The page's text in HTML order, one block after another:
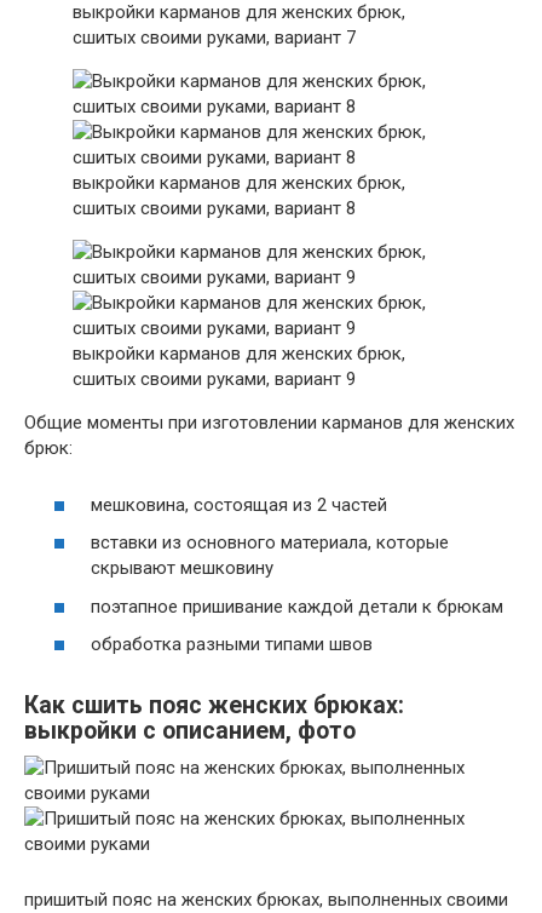
выкройки карманов для женских брюк,
сшитых своими руками, вариант 7
выкройки карманов для женских брюк,
сшитых своими руками, вариант 8
выкройки карманов для женских брюк,
сшитых своими руками, вариант 9
Общие моменты при изготовлении карманов для женских
брюк:
мешковина, состоящая из 2 частей
вставки из основного материала, которые
скрывают мешковину
поэтапное пришивание каждой детали к брюкам
обработка разными типами швов
Как сшить пояс женских брюках:
выкройки с описанием, фото
пришитый пояс на женских брюках, выполненных своими